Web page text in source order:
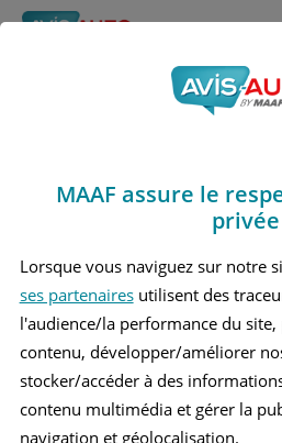
Obtenir un devis
Avis Lexus Es
LEXUS ES 300H 1 BERLINE
MAAF assure le
privée
Lorsque vous naviguez sur notre
ses partenairesutilisent des
l'audience/la performance du
contenu, développer/améliorer
stocker/accéder à des
contenu multimédia et gérer la
navigation et géolocalisation.